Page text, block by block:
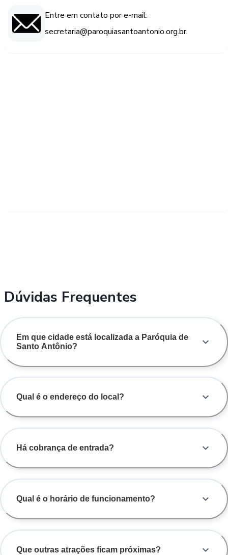
Entre em contato por e-mail:
secretaria@paroquiasantoantonio.org.br.
Dúvidas Frequentes
Em que cidade está localizada a Paróquia de
Santo Antônio?
Qual é o endereço do local?
Há cobrança de entrada?
Qual é o horário de funcionamento?
Que outras atrações ficam próximas?